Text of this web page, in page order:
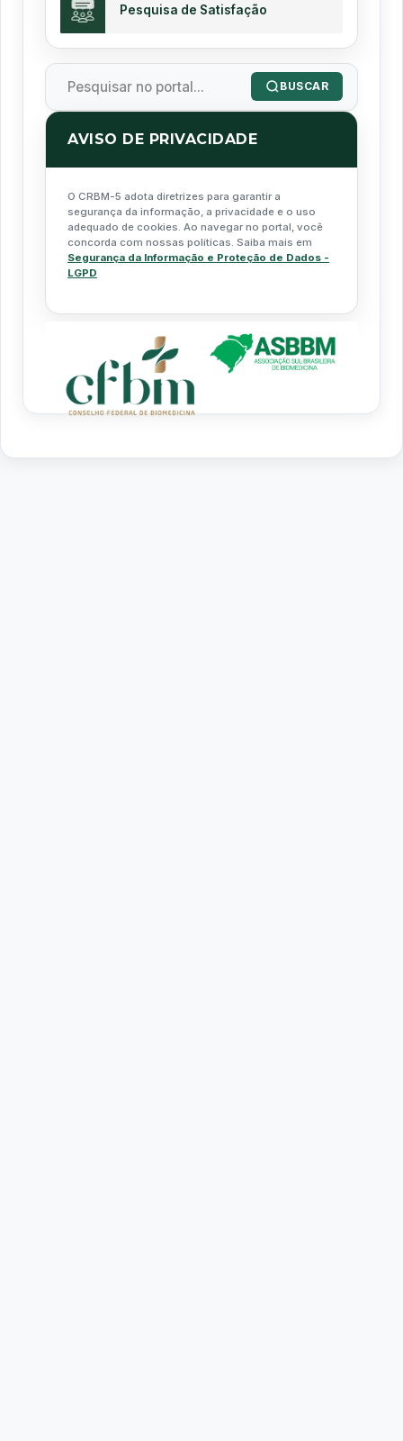
Pesquisa de Satisfação
BUSCAR
AVISO DE PRIVACIDADE
O CRBM-5 adota diretrizes para garantir a
segurança da informação, a privacidade e o uso
adequado de cookies. Ao navegar no portal, você
concorda com nossas políticas. Saiba mais em
Segurança da Informação e Proteção de Dados -
LGPD